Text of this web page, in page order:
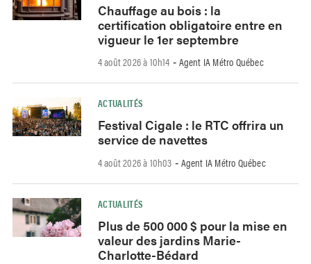
Chauffage au bois : la
certification obligatoire entre en
vigueur le 1er septembre
4 août 2026 à 10h14 - Agent IA Métro Québec
ACTUALITÉS
Festival Cigale : le RTC offrira un
service de navettes
4 août 2026 à 10h03 - Agent IA Métro Québec
ACTUALITÉS
Plus de 500 000 $ pour la mise en
valeur des jardins Marie-
Charlotte-Bédard